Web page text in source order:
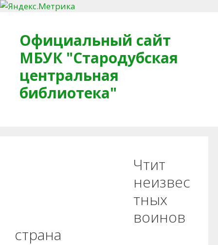
Официальный сайт
МБУК "Стародубская
центральная
библиотека"
Чтит
неизвес
тных
воинов
страна